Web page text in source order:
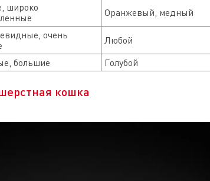
широко
Оранжевый, медный
очень
Любой
большие Голубой
кошка